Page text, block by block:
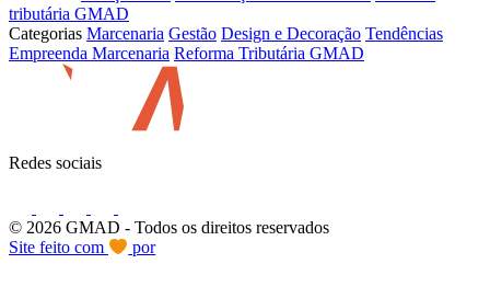
tributária GMAD
Categorias Marcenaria Gestão Design e Decoração Tendências
Empreenda Marcenaria Reforma Tributária GMAD
Redes sociais
© 2026 GMAD - Todos os direitos reservados
Site feito com
por